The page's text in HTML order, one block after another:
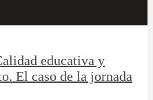
educativa y
El caso de la jornada